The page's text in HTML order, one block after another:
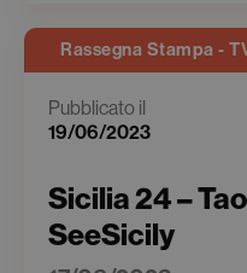
Rassegna Stampa -
Pubblicato il
19/06/2023
Sicilia 24 –
SeeSicily